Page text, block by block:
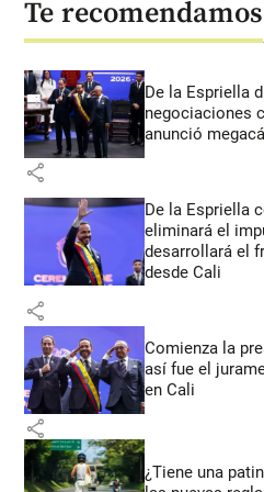
Te recomendamos
De la Espriella
negociaciones
anunció
share
De la Espriella
eliminará el
desarrollará el
desde Cali
share
Comienza la
así fue el
en Cali
share
¿Tiene una